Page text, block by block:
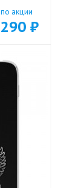
по акции
290 ₽